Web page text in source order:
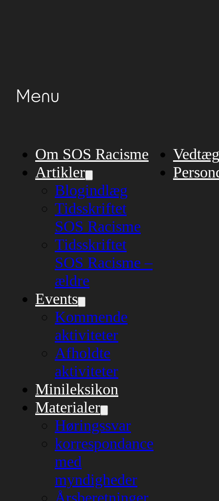
Menu
Om SOS Racisme
Artikler
Blogindlæg
Tidsskriftet
SOS Racisme
Tidsskriftet
SOS Racisme –
ældre
Events
Kommende
aktiviteter
Afholdte
aktiviteter
Minileksikon
Materialer
Høringssvar
korrespondance
med
myndigheder
Årsberetninger